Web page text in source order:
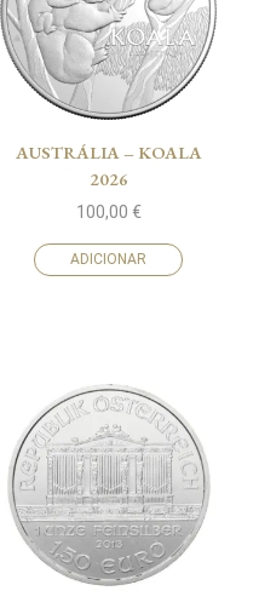
AUSTRÁLIA – KOALA
2026
100,00 €
ADICIONAR